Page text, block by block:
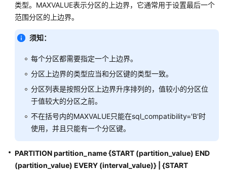
CREATE
CREATE
CREATE
DATABASE
DATABASE
LINK
类型。MAXVALUE表示分区的上边界，它通常用于设置最后一个
范围分区的上边界。
须知：
每个分区都需要指定一个上边界。
分区上边界的类型应当和分区键的类型一致。
分区列表是按照分区上边界升序排列的，值较小的分区位
于值较大的分区之前。
不在括号内的MAXVALUE只能在sql_compatibility='B'时
使用，并且只能有一个分区键。
PARTITION partition_name {START (partition_value) END
(partition_value) EVERY (interval_value)}
{START